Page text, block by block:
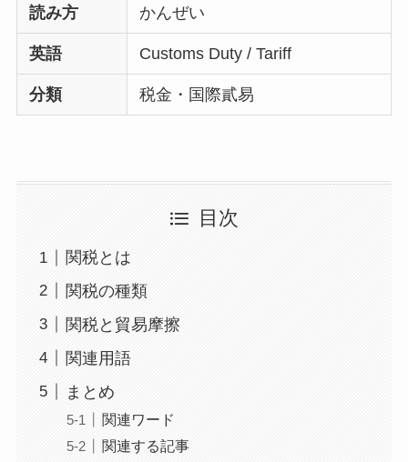
読み方 かんぜい
英語 Customs Duty / Tariff
分類 税金・国際貳易
目次
関税とは
関税の種類
関税と貿易摩擦
関連用語
まとめ
関連ワード
関連する記事